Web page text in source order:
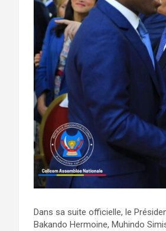
Dans sa suite officielle, le
Bakando Hermoine, Muhindo